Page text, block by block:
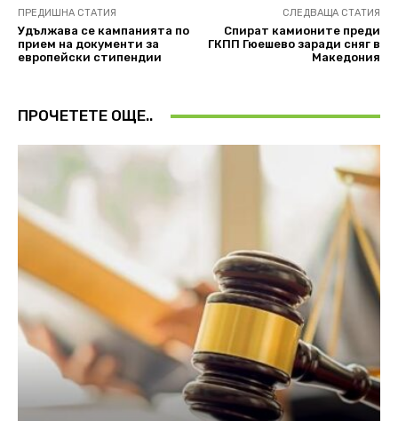
ПРЕДИШНА СТАТИЯ
Удължава се кампанията по
прием на документи за
европейски стипендии
СЛЕДВАЩА СТАТИЯ
Спират камионите преди
ГКПП Гюешево заради сняг в
Македония
ПРОЧЕТЕТЕ ОЩЕ..